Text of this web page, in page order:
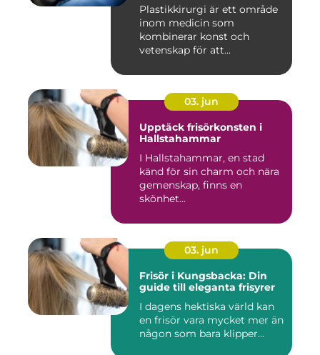
Plastikkirurgi är ett område
inom medicin som
kombinerar konst och
vetenskap för att...
03. jun
Upptäck frisörkonsten i
Hallstahammar
I Hallstahammar, en stad
känd för sin charm och nära
gemenskap, finns en
skönhet...
03. jun
Frisör i Kungsbacka: Din
guide till eleganta frisyrer
I dagens hektiska värld kan
en frisör vara mycket mer än
någon som bara klipper...